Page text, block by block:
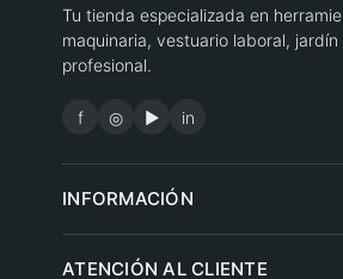
Tu tienda especializada en
maquinaria, vestuario laboral,
profesional.
f ◎ ▶ in
ATENCIÓN AL CLIENTE
INFORMACIÓN